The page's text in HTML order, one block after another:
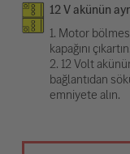
12 V akünün
1. Motor
kapağını çıkartın.
2. 12 Volt
bağlantıdan
emniyete alın.